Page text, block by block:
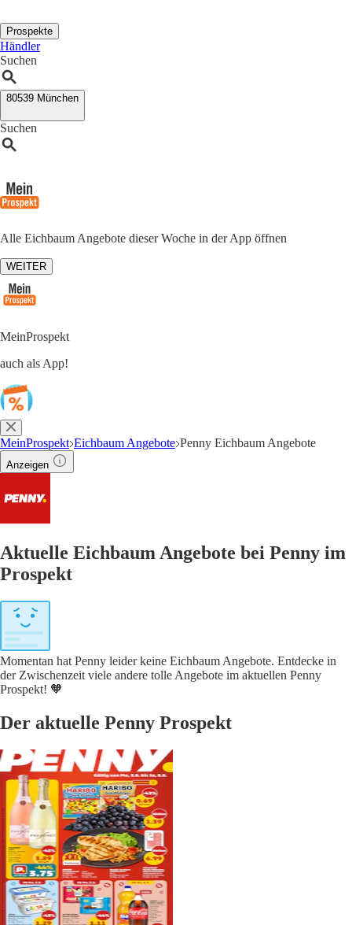
Prospekte
Händler
Suchen
80539 München
Suchen
Alle Eichbaum Angebote dieser Woche in der App öffnen
WEITER
MeinProspekt
auch als App!
MeinProspekt Eichbaum Angebote Penny Eichbaum Angebote
Anzeigen
Aktuelle Eichbaum Angebote bei Penny im
Prospekt
Momentan hat Penny leider keine Eichbaum Angebote. Entdecke in
der Zwischenzeit viele andere tolle Angebote im aktuellen Penny
Prospekt! 🧡
Der aktuelle Penny Prospekt